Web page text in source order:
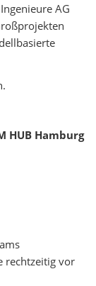
AG
HUB Hamburg
rechtzeitig vor